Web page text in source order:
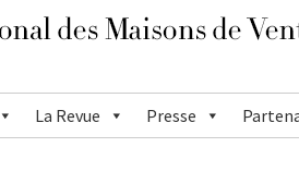
La Revue Presse